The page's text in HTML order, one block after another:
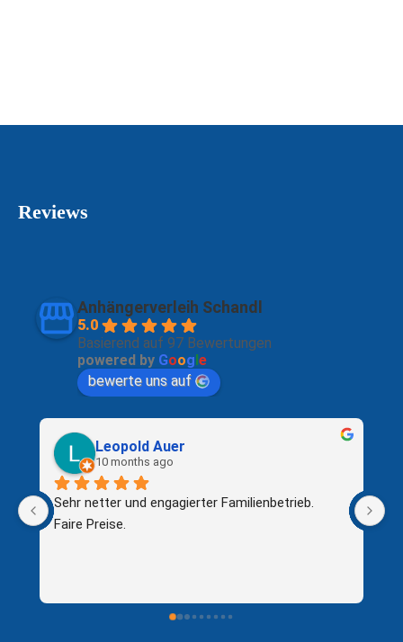
Reviews
Anhängerverleih Schandl
5.0
Basierend auf 97 Bewertungen
powered by Google
bewerte uns auf
Leopold Auer
10 months ago
Sehr netter und engagierter Familienbetrieb.
Faire Preise.